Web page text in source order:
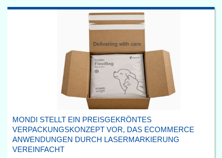
MONDI STELLT EIN PREISGEKRÖNTES
VERPACKUNGSKONZEPT VOR, DAS ECOMMERCE
ANWENDUNGEN DURCH LASERMARKIERUNG
VEREINFACHT